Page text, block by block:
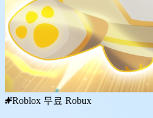
Roblox 무료 Robux